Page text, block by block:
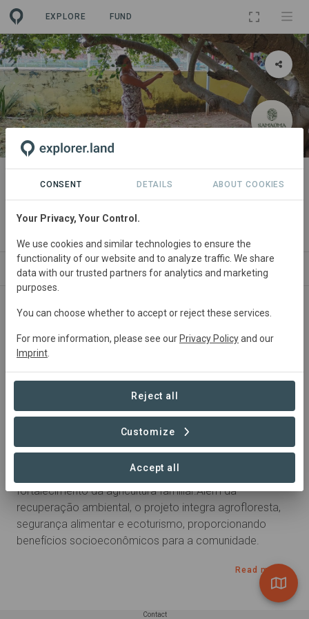
EXPLORE FUND
PROJECT
Agroflorestas em Curimatá:
Geodecí
ABOUT SITES ORGANIZATIONS
Brazil• Piauí Startedin December 2025
Summary
Este projeto na Caatinga, em Curimatá, Piauí, busca
recuperar a biodiversidade local e promover o uso
envolve a comunidade na conservação ambiental e
fortalecimento da agricultura familiar.Além da
recuperação ambiental, o projeto integra agrofloresta,
segurança alimentar e ecoturismo, proporcionando
benefícios socioeconômicos para a comunidade.
Read more
Contact
CONSENT DETAILS ABOUT COOKIES
Your Privacy, Your Control.
We use cookies and similar technologies to ensure the
functionality of our website and to analyze traffic. We share
data with our trusted partners for analytics and marketing
purposes.
You can choose whether to accept or reject these services.
For more information, please see our Privacy Policyand our
Imprint
Reject all
Customize
Accept all